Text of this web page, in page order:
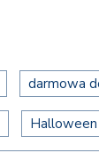
darmowa
Halloween